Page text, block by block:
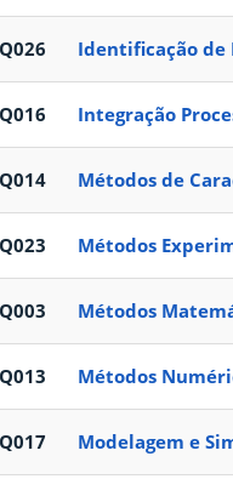
Identificação de
Integração
Métodos de
Métodos
Métodos
Métodos
Modelagem e